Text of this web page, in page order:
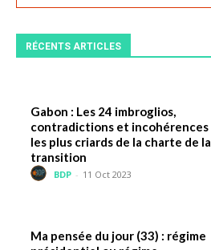
RÉCENTS ARTICLES
Gabon : Les 24 imbroglios,
contradictions et incohérences
les plus criards de la charte de la
transition
BDP - 11 Oct 2023
Ma pensée du jour (33) : régime